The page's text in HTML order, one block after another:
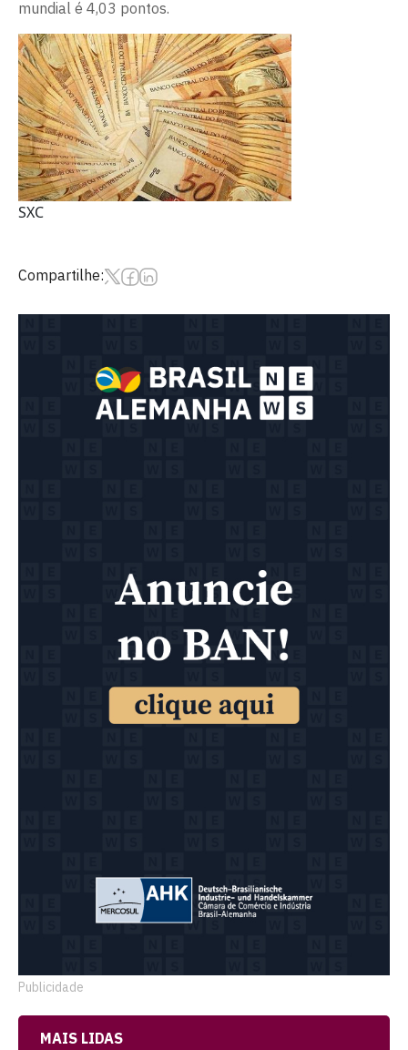
mundial é 4,03 pontos.
SXC
Compartilhe:
Publicidade
MAIS LIDAS